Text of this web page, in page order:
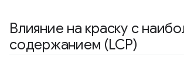
Влияние на краску с
содержанием (LCP)